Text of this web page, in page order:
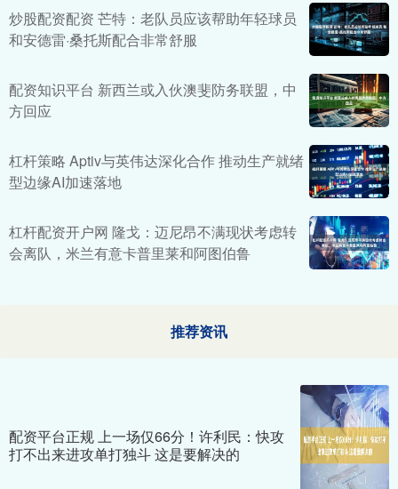
炒股配资配资 芒特：老队员应该帮助年轻球员
和安德雷·桑托斯配合非常舒服
配资知识平台 新西兰或入伙澳斐防务联盟，中
方回应
杠杆策略 Aptiv与英伟达深化合作 推动生产就绪
型边缘AI加速落地
杠杆配资开户网 隆戈：迈尼昂不满现状考虑转
会离队，米兰有意卡普里莱和阿图伯鲁
推荐资讯
配资平台正规 上一场仅66分！许利民：快攻
打不出来进攻单打独斗 这是要解决的